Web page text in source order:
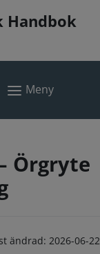
Handbok
Meny
Örgryte
ändrad: 2026-06-22